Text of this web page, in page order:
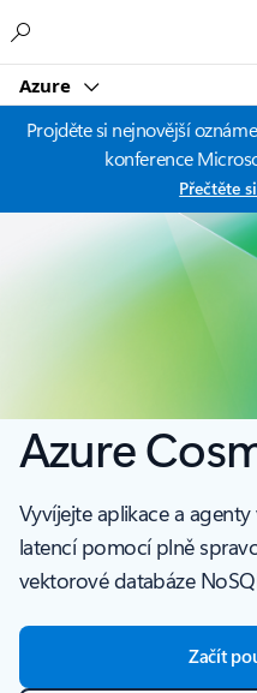
Azure
Projděte si nejnovější
konference
Přečtěte
Azure
Vyvíjejte aplikace a
latencí pomocí plně
vektorové databáze
Začít